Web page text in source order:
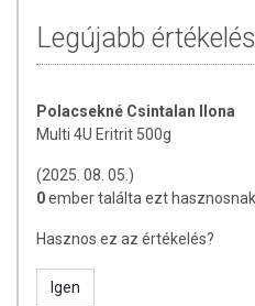
Legújabb értékelés
Polacsekné Csintalan Ilona
Multi 4U Eritrit 500g
(2025. 08. 05.)
0ember találta ezt hasznosnak
Hasznos ez az értékelés?
Igen